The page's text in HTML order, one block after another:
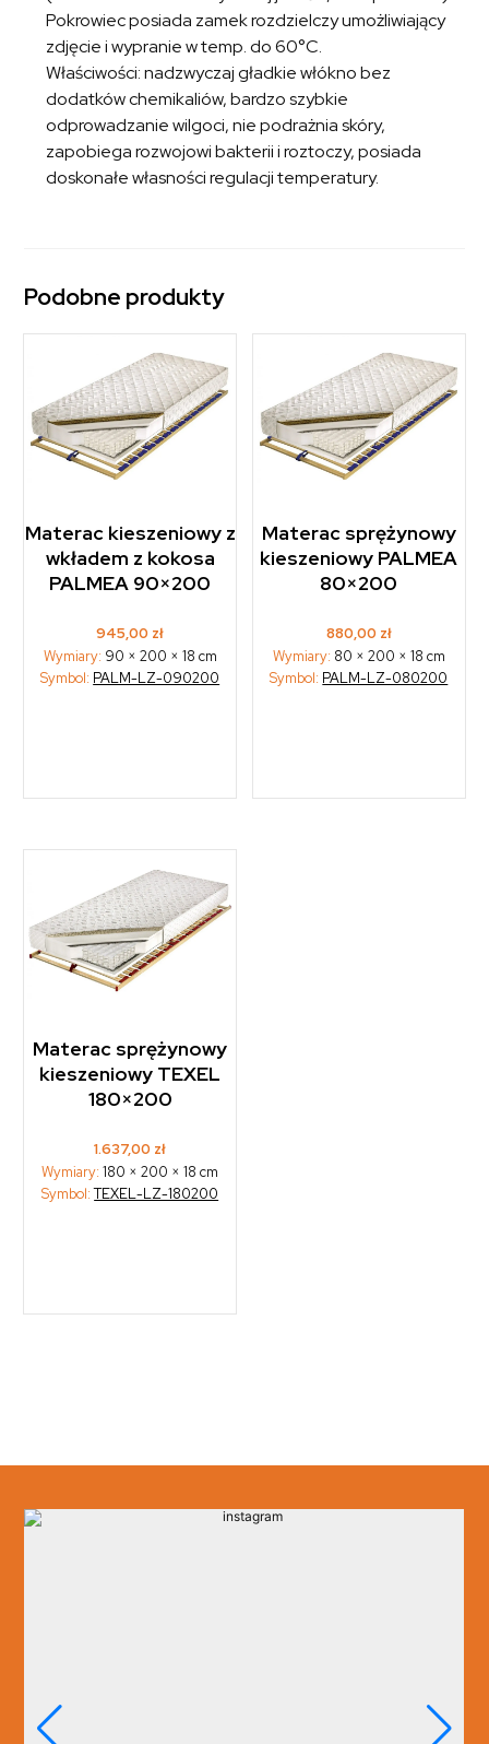
Pokrowiec posiada zamek rozdzielczy umożliwiający
zdjęcie i wypranie w temp. do 60°C.
Właściwości: nadzwyczaj gładkie włókno bez
dodatków chemikaliów, bardzo szybkie
odprowadzanie wilgoci, nie podrażnia skóry,
zapobiega rozwojowi bakterii i roztoczy, posiada
doskonałe własności regulacji temperatury.
Podobne produkty
Materac kieszeniowy z
wkładem z kokosa
PALMEA 90×200
945,00 zł
Wymiary: 90 × 200 × 18 cm
Symbol: PALM-LZ-090200
Materac sprężynowy
kieszeniowy PALMEA
80×200
880,00 zł
Wymiary: 80 × 200 × 18 cm
Symbol: PALM-LZ-080200
Materac sprężynowy
kieszeniowy TEXEL
180×200
1.637,00 zł
Wymiary:180 × 200 × 18 cm
Symbol:TEXEL-LZ-180200